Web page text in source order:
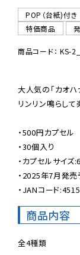
POP（台紙)付き
特価商品
商品コード： KS-
大人気の「カオ
リンリン鳴らし
・500円カプセル
・30個入り
・カプセルサイズ
・2025年7月発売
・JANコード
商品内容
全4種類